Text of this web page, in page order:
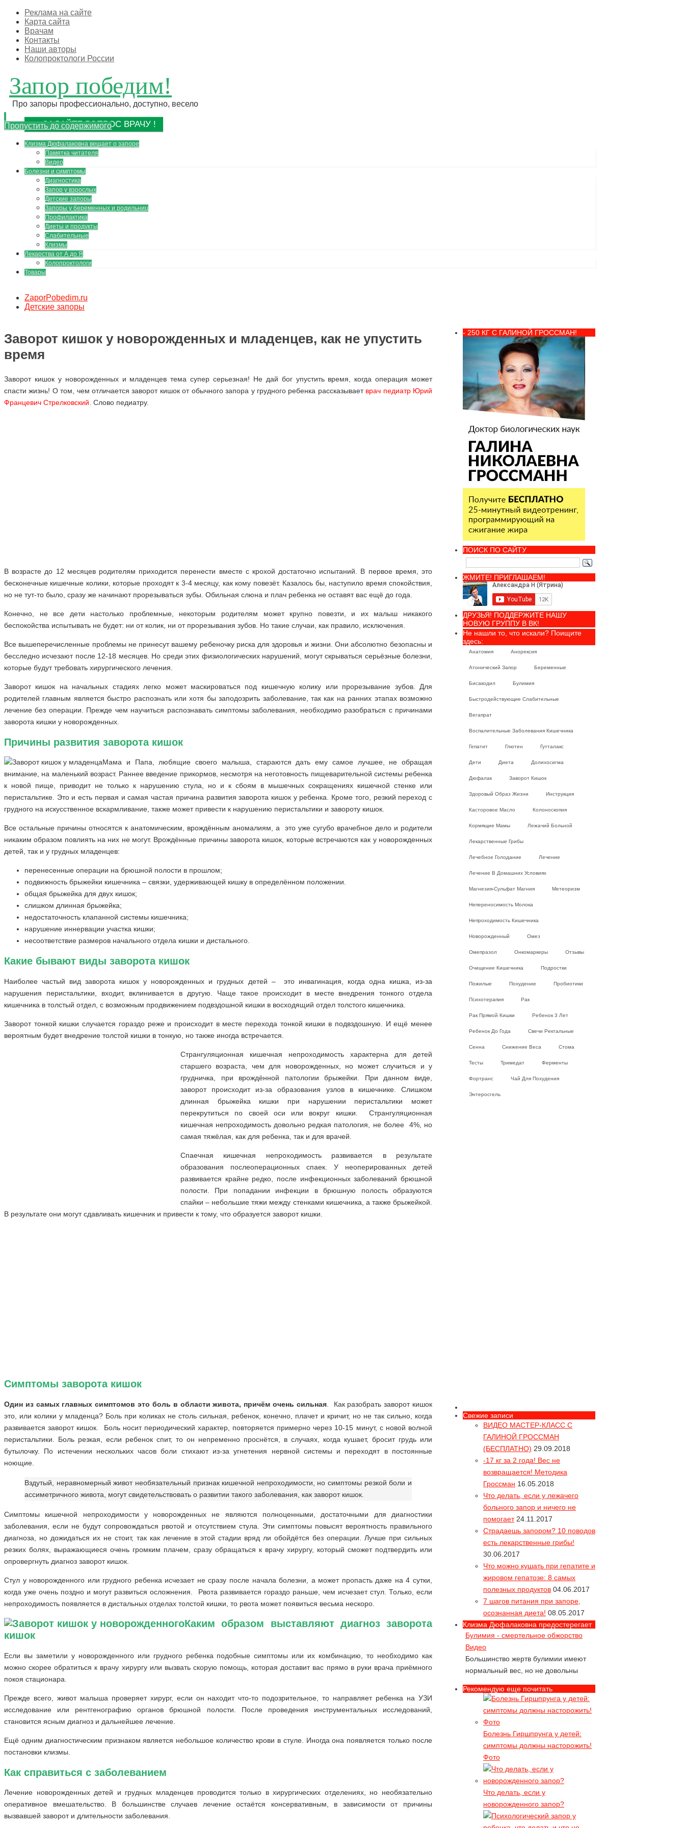
Реклама на сайте
Карта сайта
Врачам
Контакты
Наши авторы
Колопроктологи России
Запор победим!
Про запоры профессионально, доступно, весело
ЗАДАЙТЕ ВОПРОС ВРАЧУ !
Пропустить до содержимого
Клизма Дюфалаковна вещает о запоре
Памятка читателя
Видео
Болезни и симптомы
Диагностика
Запор у взрослых
Детские запоры
Запоры у беременных и родильниц
Профилактика
Диеты и продукты
Слабительные
Клизмы
Лекарства от А до Я
Колопроктологи
Товары
ZaporPobedim.ru
Детские запоры
Заворот кишок у новорожденных и младенцев, как не упустить
время
Заворот кишок у новорожденных и младенцев тема супер серьезная! Не дай бог упустить время, когда операция может
спасти жизнь! О том, чем отличается заворот кишок от обычного запора у грудного ребенка рассказывает врач педиатр Юрий
Францевич Стрелковский. Слово педиатру.
В возрасте до 12 месяцев родителям приходится перенести вместе с крохой достаточно испытаний. В первое время, это
бесконечные кишечные колики, которые проходят к 3-4 месяцу, как кому повезёт. Казалось бы, наступило время спокойствия,
но не тут-то было, сразу же начинают прорезываться зубы. Обильная слюна и плач ребенка не оставят вас ещё до года.
Конечно, не все дети настолько проблемные, некоторым родителям может крупно повезти, и их малыш никакого
беспокойства испытывать не будет: ни от колик, ни от прорезывания зубов. Но такие случаи, как правило, исключения.
Все вышеперечисленные проблемы не принесут вашему ребеночку риска для здоровья и жизни. Они абсолютно безопасны и
бесследно исчезают после 12-18 месяцев. Но среди этих физиологических нарушений, могут скрываться серьёзные болезни,
которые будут требовать хирургического лечения.
Заворот кишок на начальных стадиях легко может маскироваться под кишечную колику или прорезывание зубов. Для
родителей главным является быстро распознать или хотя бы заподозрить заболевание, так как на ранних этапах возможно
лечение без операции. Прежде чем научиться распознавать симптомы заболевания, необходимо разобраться с причинами
заворота кишки у новорожденных.
Причины развития заворота кишок
Мама и Папа, любящие своего малыша, стараются дать ему самое лучшее, не обращая
внимание, на маленький возраст. Раннее введение прикормов, несмотря на неготовность пищеварительной системы ребенка
к новой пище, приводит не только к нарушению стула, но и к сбоям в мышечных сокращениях кишечной стенке или
перистальтике. Это и есть первая и самая частая причина развития заворота кишок у ребенка. Кроме того, резкий переход с
грудного на искусственное вскармливание, также может привести к нарушению перистальтики и завороту кишок.
Все остальные причины относятся к анатомическим, врождённым аномалиям, а это уже сугубо врачебное дело и родители
никаким образом повлиять на них не могут. Врождённые причины заворота кишок, которые встречаются как у новорожденных
детей, так и у грудных младенцев:
перенесенные операции на брюшной полости в прошлом;
подвижность брыжейки кишечника – связки, удерживающей кишку в определённом положении.
общая брыжейка для двух кишок;
слишком длинная брыжейка;
недостаточность клапанной системы кишечника;
нарушение иннервации участка кишки;
несоответствие размеров начального отдела кишки и дистального.
Какие бывают виды заворота кишок
Наиболее частый вид заворота кишок у новорожденных и грудных детей – это инвагинация, когда одна кишка, из-за
нарушения перистальтики, входит, вклинивается в другую. Чаще такое происходит в месте внедрения тонкого отдела
кишечника в толстый отдел, с возможным продвижением подвздошной кишки в восходящий отдел толстого кишечника.
Заворот тонкой кишки случается гораздо реже и происходит в месте перехода тонкой кишки в подвздошную. И ещё менее
вероятным будет внедрение толстой кишки в тонкую, но также иногда встречается.
Странгуляционная кишечная непроходимость характерна для детей
старшего возраста, чем для новорожденных, но может случиться и у
грудничка, при врождённой патологии брыжейки. При данном виде,
заворот происходит из-за образования узлов в кишечнике. Слишком
длинная брыжейка кишки при нарушении перистальтики может
перекрутиться по своей оси или вокруг кишки. Странгуляционная
кишечная непроходимость довольно редкая патология, не более 4%, но
самая тяжёлая, как для ребенка, так и для врачей.
Спаечная кишечная непроходимость развивается в результате
образования послеоперационных спаек. У неоперированных детей
развивается крайне редко, после инфекционных заболеваний брюшной
полости. При попадании инфекции в брюшную полость образуются
спайки – небольшие тяжи между стенками кишечника, а также брыжейкой.
В результате они могут сдавливать кишечник и привести к тому, что образуется заворот кишки.
Симптомы заворота кишок
Один из самых главных симптомов это боль в области живота, причём очень сильная. Как разобрать заворот кишок
это, или колики у младенца? Боль при коликах не столь сильная, ребенок, конечно, плачет и кричит, но не так сильно, когда
развивается заворот кишок. Боль носит периодический характер, повторяется примерно через 10-15 минут, с новой волной
перистальтики. Боль резкая, если ребенок спит, то он непременно проснётся, в случаях, когда кушает, бросит грудь или
бутылочку. По истечении нескольких часов боли стихают из-за угнетения нервной системы и переходят в постоянные
ноющие.
Вздутый, неравномерный живот необязательный признак кишечной непроходимости, но симптомы резкой боли и
ассиметричного живота, могут свидетельствовать о развитии такого заболевания, как заворот кишок.
Симптомы кишечной непроходимости у новорожденных не являются полноценными, достаточными для диагностики
заболевания, если не будут сопровождаться рвотой и отсутствием стула. Эти симптомы повысят вероятность правильного
диагноза, но дожидаться их не стоит, так как лечение в этой стадии вряд ли обойдётся без операции. Лучше при сильных
резких болях, выражающиеся очень громким плачем, сразу обращаться к врачу хирургу, который сможет подтвердить или
опровергнуть диагноз заворот кишок.
Стул у новорожденного или грудного ребенка исчезает не сразу после начала болезни, а может пропасть даже на 4 сутки,
когда уже очень поздно и могут развиться осложнения. Рвота развивается гораздо раньше, чем исчезает стул. Только, если
непроходимость появляется в дистальных отделах толстой кишки, то рвота может появиться весьма нескоро.
Каким образом выставляют диагноз заворота
кишок
Если вы заметили у новорожденного или грудного ребенка подобные симптомы или их комбинацию, то необходимо как
можно скорее обратиться к врачу хирургу или вызвать скорую помощь, которая доставит вас прямо в руки врача приёмного
покоя стационара.
Прежде всего, живот малыша проверяет хирург, если он находит что-то подозрительное, то направляет ребенка на УЗИ
исследование или рентгенографию органов брюшной полости. После проведения инструментальных исследований,
становится ясным диагноз и дальнейшее лечение.
Ещё одним диагностическим признаком является небольшое количество крови в стуле. Иногда она появляется только после
постановки клизмы.
Как справиться с заболеванием
Лечение новорожденных детей и грудных младенцев проводится только в хирургических отделениях, но необязательно
оперативное вмешательство. В большинстве случаев лечение остаётся консервативным, в зависимости от причины
вызвавшей заворот и длительности заболевания.
- 250 КГ С ГАЛИНОЙ ГРОССМАН!
ПОИСК ПО САЙТУ
ЖМИТЕ! ПРИГЛАШАЕМ!
ДРУЗЬЯ! ПОДДЕРЖИТЕ НАШУ
НОВУЮ ГРУППУ В ВК!
Не нашли то, что искали? Поищите
здесь:
Анатомия Анорексия
Атонический Запор Беременные
Бисакодил Булимия
Быстродействующие Слабительные
Вегапрат
Воспалительные Заболевания Кишечника
Гепатит Глютен Гутталакс
Дети Диета Долихосигма
Дюфалак Заворот Кишок
Здоровый Образ Жизни Инструкция
Касторовое Масло Колоноскопия
Кормящие Мамы Лежачий Больной
Лекарственные Грибы
Лечебное Голодание Лечение
Лечение В Домашних Условиях
Магнезия-Сульфат Магния Метеоризм
Непереносимость Молока
Непроходимость Кишечника
Новорожденный Омез
Омепразол Онкомаркеры Отзывы
Очищение Кишечника Подростки
Пожилые Похудение Пробиотики
Психотерапия Рак
Рак Прямой Кишки Ребенок 3 Лет
Ребенок До Года Свечи Ректальные
Сенна Снижение Веса Стома
Тесты Тримедат Ферменты
Фортранс Чай Для Похудения
Энтеросгель
Свежие записи
ВИДЕО МАСТЕР-КЛАСС С
ГАЛИНОЙ ГРОССМАН
(БЕСПЛАТНО) 29.09.2018
-17 кг за 2 года! Вес не
возвращается! Методика
Гроссман 16.05.2018
Что делать, если у лежачего
больного запор и ничего не
помогает 24.11.2017
Страдаешь запором? 10 поводов
есть лекарственные грибы!
30.06.2017
Что можно кушать при гепатите и
жировом гепатозе: 8 самых
полезных продуктов 04.06.2017
7 шагов питания при запоре,
осознанная диета! 08.05.2017
Клизма Дюфалаковна предостерегает
Звездопад или как умирают звезды
Видео
Какие диеты несовместимы с жизнью
Булимия - смертельное обжорство
Видео
Большинство жертв булимии имеют
нормальный вес, но не довольны
собой
Как похудеть до анорексии? Или
Алла Пугачева и ее диета с
активированным углем. Видео в
конце статьи
А худела ли Алла с помощью
активированного угля?
Все опасные моменты
гидроколонотерапии - 2 классных
Рекомендую еще почитать
Болезнь Гиршпрунга у детей:
симптомы должны насторожить!
Фото
Что делать, если у
новорожденного запор?